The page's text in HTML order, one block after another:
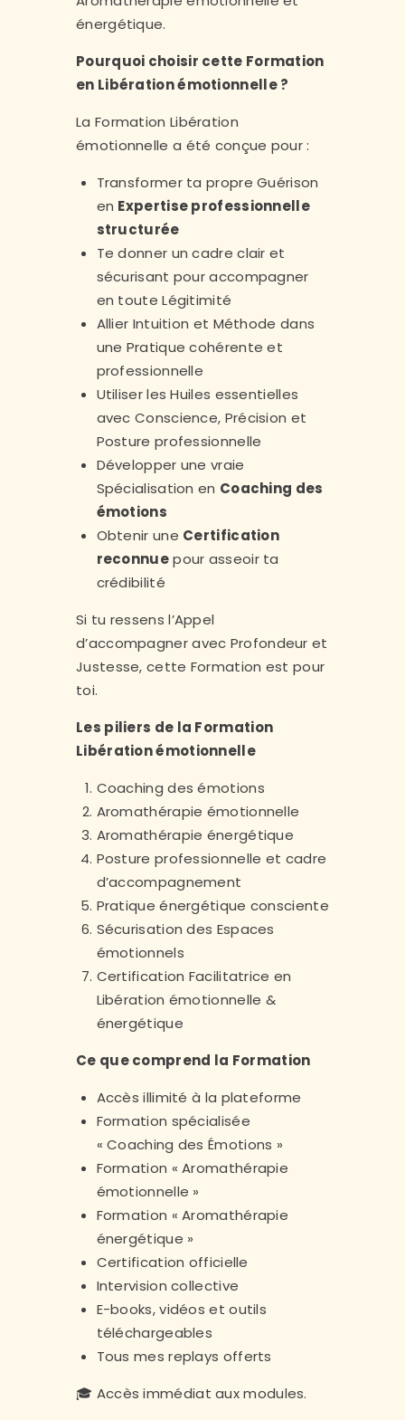
énergétique.
Pourquoi choisir cette Formation
en Libération émotionnelle ?
La Formation Libération
émotionnelle a été conçue pour :
Transformer ta propre Guérison
en Expertise professionnelle
structurée
Te donner un cadre clair et
sécurisant pour accompagner
en toute Légitimité
Allier Intuition et Méthode dans
une Pratique cohérente et
professionnelle
Utiliser les Huiles essentielles
avec Conscience, Précision et
Posture professionnelle
Développer une vraie
Spécialisation en Coaching des
émotions
Obtenir une Certification
reconnuepour asseoir ta
crédibilité
Si tu ressens l’Appel
d’accompagner avec Profondeur et
Justesse, cette Formation est pour
toi.
Les piliers de la Formation
Libération émotionnelle
Coaching des émotions
Aromathérapie émotionnelle
Aromathérapie énergétique
Posture professionnelle et cadre
d’accompagnement
Pratique énergétique consciente
Sécurisation des Espaces
émotionnels
Certification Facilitatrice en
Libération émotionnelle &
énergétique
Ce que comprend la Formation
Accès illimité à la plateforme
Formation spécialisée
« Coaching des Émotions »
Formation « Aromathérapie
émotionnelle »
Formation « Aromathérapie
énergétique »
Certification officielle
Intervision collective
E-books, vidéos et outils
téléchargeables
Tous mes replays offerts
🎓 Accès immédiat aux modules.